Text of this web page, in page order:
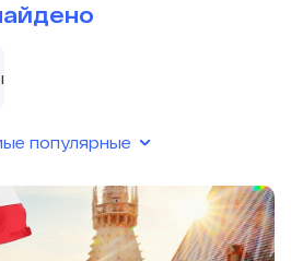
популярные